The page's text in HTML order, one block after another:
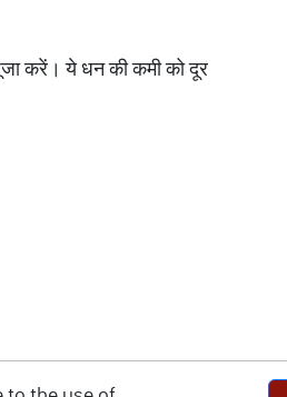
करें। ये धन की कमी को दूर